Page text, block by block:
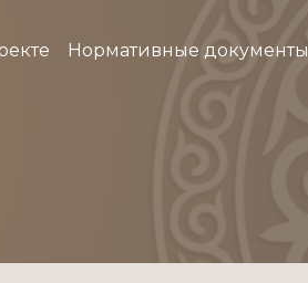
Нормативные документы